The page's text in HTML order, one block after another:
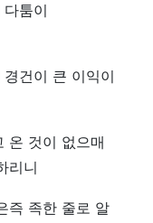
툼이
건이 큰 이익이
온 것이 없으매
리니
즉 족한 줄로 알